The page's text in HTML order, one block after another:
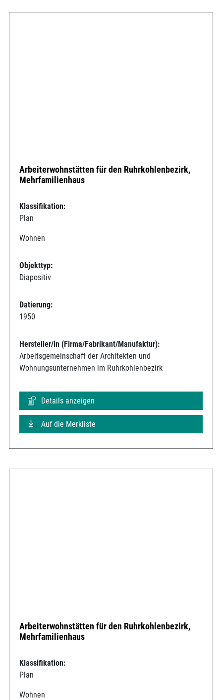
Arbeiterwohnstätten für den Ruhrkohlenbezirk,
Mehrfamilienhaus
Klassifikation:
Plan
Wohnen
Objekttyp:
Diapositiv
Datierung:
1950
Hersteller/in (Firma/Fabrikant/Manufaktur):
Arbeitsgemeinschaft der Architekten und
Wohnungsunternehmen im Ruhrkohlenbezirk
Details anzeigen
Auf die Merkliste
Arbeiterwohnstätten für den Ruhrkohlenbezirk,
Mehrfamilienhaus
Klassifikation:
Plan
Wohnen